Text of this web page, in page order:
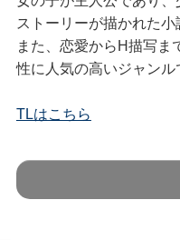
ストーリーが描かれた小
また、恋愛からH描写ま
性に人気の高いジャンル
TLはこちら